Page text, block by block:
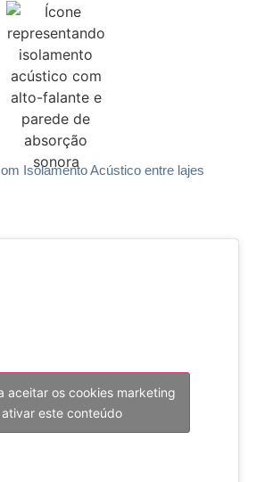
Isolamento Acústico entre lajes
aceitar os cookies marketing
este conteúdo